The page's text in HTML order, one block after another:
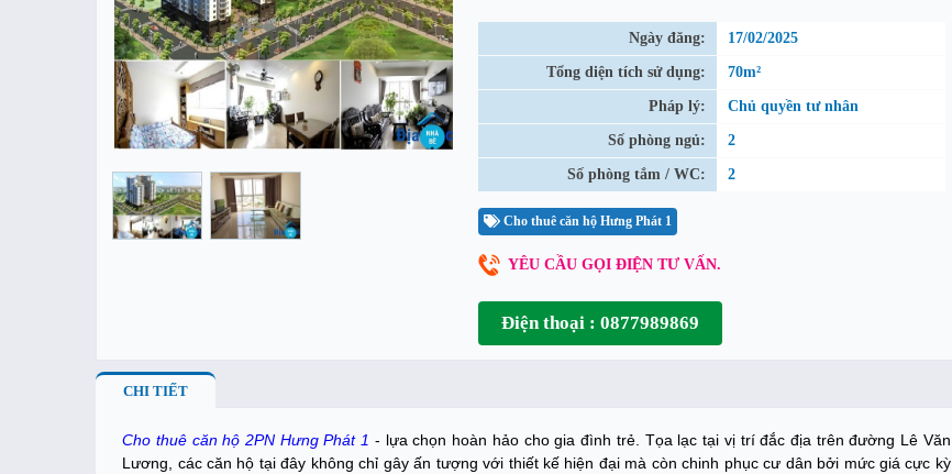
Ngày đăng: 17/02/2025
Tổng diện tích sử dụng: 70m²
Pháp lý: Chủ quyền tư nhân
Số phòng ngủ: 2
Số phòng tắm / WC: 2
Cho thuê căn hộ Hưng Phát 1
YÊU CẦU GỌI ĐIỆN TƯ VẤN.
Điện thoại : 0877989869
CHI TIẾT
Cho thuê căn hộ 2PN Hưng Phát 1 - lựa chọn hoàn hảo cho gia đình trẻ. Tọa lạc tại vị trí đắc địa trên đường Lê Văn
Lương, các căn hộ tại đây không chỉ gây ấn tượng với thiết kế hiện đại mà còn chinh phục cư dân bởi mức giá cực kỳ